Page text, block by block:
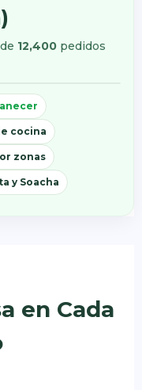
12,400pedidos
1
cocina
zonas
y Soacha
en Cada